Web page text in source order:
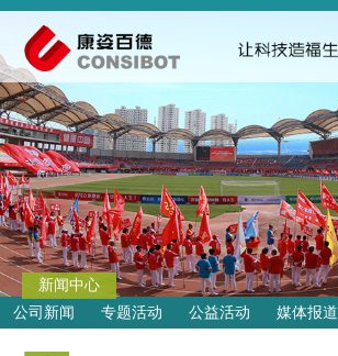
新闻中心
公司新闻
专题活动 公益活动 媒体报道